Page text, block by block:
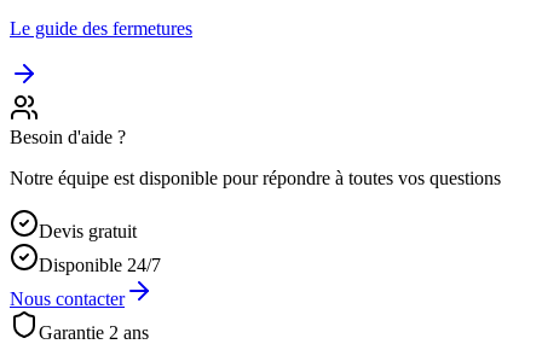
Le guide des fermetures
Besoin d'aide ?
Notre équipe est disponible pour répondre à toutes vos questions
Devis gratuit
Disponible 24/7
Nous contacter
Garantie 2 ans